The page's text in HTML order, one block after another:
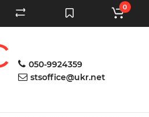
050-9924359
stsoffice@ukr.net
0